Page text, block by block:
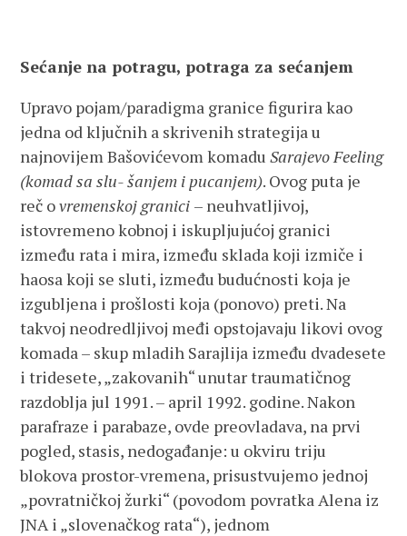
Sećanje na potragu, potraga za sećanjem
Upravo pojam/paradigma granice figurira kao
jedna od ključnih a skrivenih strategija u
najnovijem Bašovićevom komaduSarajevo Feeling
(komad sa slu-šanjem i pucanjem). Ovog puta je
reč ovremenskoj granici – neuhvatljivoj,
istovremeno kobnoj i iskupljujućoj granici
između rata i mira, između sklada koji izmiče i
haosa koji se sluti, između budućnosti koja je
izgubljena i prošlosti koja (ponovo) preti. Na
takvoj neodredljivoj međi opstojavaju likovi ovog
komada – skup mladih Sarajlija između dvadesete
i tridesete, „zakovanih“ unutar traumatičnog
razdoblja jul 1991. – april 1992. godine. Nakon
parafraze i parabaze, ovde preovladava, na prvi
pogled, stasis, nedogađanje: u okviru triju
blokova prostor-vremena, prisustvujemo jednoj
„povratničkoj žurki“ (povodom povratka Alena iz
JNA i „slovenačkog rata“), jednom